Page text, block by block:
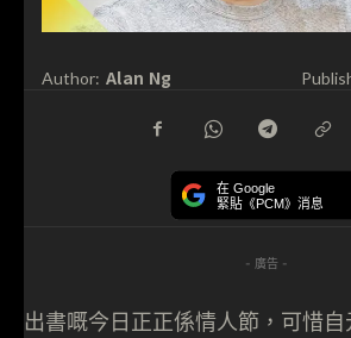
Author: Alan Ng
在 Google
緊貼《PCM》消息
- 廣告 -
出書嘅今日正正係情人節，可惜自